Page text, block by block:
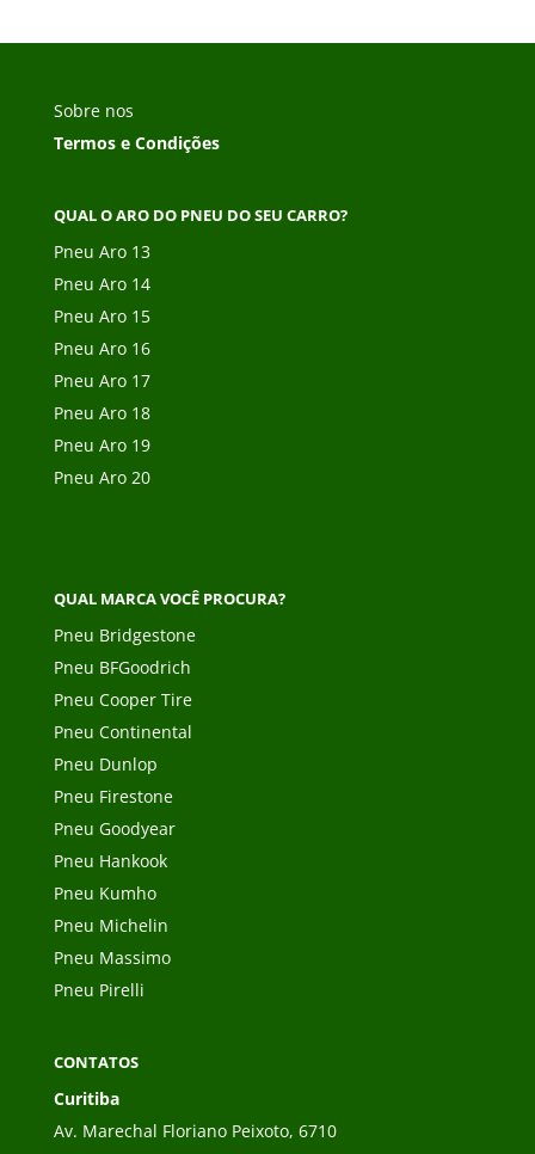
Sobre nos
Termos e Condições
QUAL O ARO DO PNEU DO SEU CARRO?
Pneu Aro 13
Pneu Aro 14
Pneu Aro 15
Pneu Aro 16
Pneu Aro 17
Pneu Aro 18
Pneu Aro 19
Pneu Aro 20
QUAL MARCA VOCÊ PROCURA?
Pneu Bridgestone
Pneu BFGoodrich
Pneu Cooper Tire
Pneu Continental
Pneu Dunlop
Pneu Firestone
Pneu Goodyear
Pneu Hankook
Pneu Kumho
Pneu Michelin
Pneu Massimo
Pneu Pirelli
CONTATOS
Curitiba
Av. Marechal Floriano Peixoto, 6710